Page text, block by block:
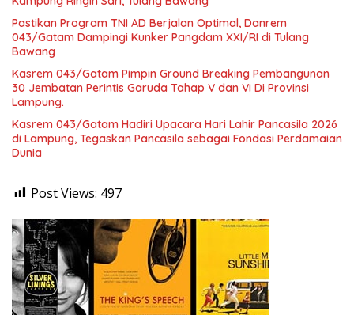
Pastikan Program TNI AD Berjalan Optimal, Danrem
043/Gatam Dampingi Kunker Pangdam XXI/RI di Tulang
Bawang
Kasrem 043/Gatam Pimpin Ground Breaking Pembangunan
30 Jembatan Perintis Garuda Tahap V dan VI Di Provinsi
Lampung.
Kasrem 043/Gatam Hadiri Upacara Hari Lahir Pancasila 2026
di Lampung, Tegaskan Pancasila sebagai Fondasi Perdamaian
Dunia
Post Views: 497